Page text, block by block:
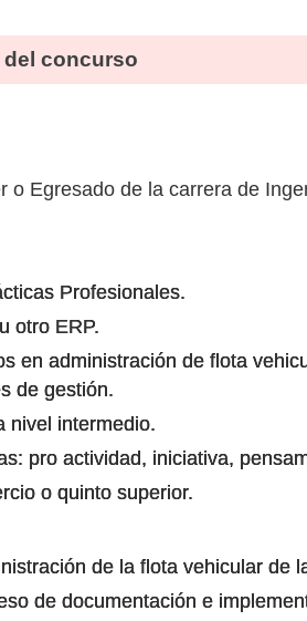
del concurso
o Egresado de la carrera de
Profesionales.
otro ERP.
en administración de flota
de gestión.
nivel intermedio.
pro actividad, iniciativa,
o quinto superior.
de la flota vehicular de
de documentación e